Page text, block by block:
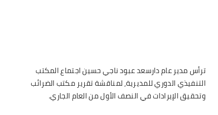
ترأس مدير عام دارسعد عبود ناجي حسين اجتماع المكتب
التنفيذي الدوري للمديرية، لمناقشة تقرير مكتب الضرائب
وتحقيق الإيرادات في النصف الأول من العام الجاري.